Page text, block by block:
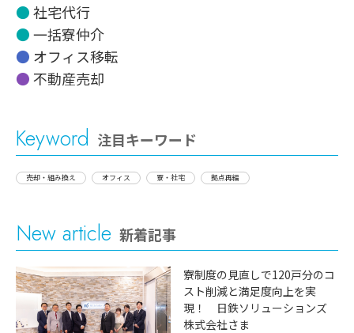
社宅代行
一括寮仲介
オフィス移転
不動産売却
Keyword 注目キーワード
売却・組み換え オフィス 寮・社宅 拠点再編
New article 新着記事
寮制度の見直しで120戸分のコ
スト削減と満足度向上を実
現！ 日鉄ソリューションズ
株式会社さま